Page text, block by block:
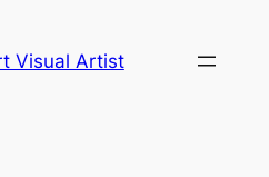
Visual Artist